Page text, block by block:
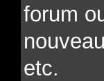
forum
etc.